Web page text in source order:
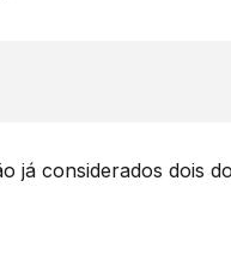
já considerados dois